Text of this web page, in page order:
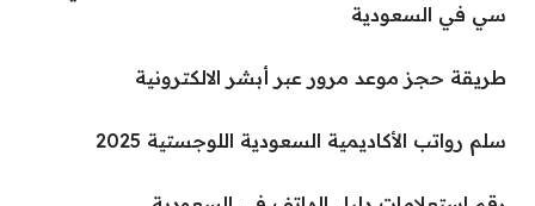
سي في السعودية
طريقة حجز موعد مرور عبر أبشر الالكترونية
سلم رواتب الأكاديمية السعودية اللوجستية 2025